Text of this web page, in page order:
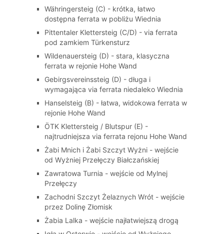
Währingersteig (C) - krótka, łatwo
dostępna ferrata w pobliżu Wiednia
Pittentaler Klettersteig (C/D) - via ferrata
pod zamkiem Türkensturz
Wildenauersteig (D) - stara, klasyczna
ferrata w rejonie Hohe Wand
Gebirgsvereinssteig (D) - długa i
wymagająca via ferrata niedaleko Wiednia
Hanselsteig (B) - łatwa, widokowa ferrata w
rejonie Hohe Wand
ÖTK Klettersteig / Blutspur (E) -
najtrudniejsza via ferrata rejonu Hohe Wand
Żabi Mnich i Żabi Szczyt Wyżni - wejście
od Wyżniej Przełęczy Białczańskiej
Zawratowa Turnia - wejście od Mylnej
Przełęczy
Zachodni Szczyt Żelaznych Wrót - wejście
przez Dolinę Złomisk
Żabia Lalka - wejście najłatwiejszą drogą